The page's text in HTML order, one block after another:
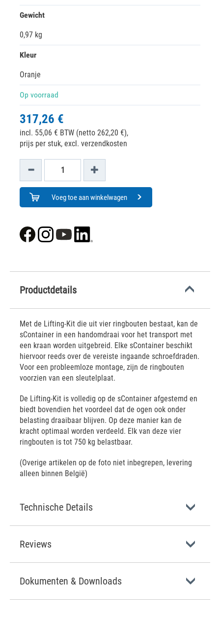
Gewicht
0,97 kg
Kleur
Oranje
Op voorraad
317,26 €
incl. 55,06 € BTW (netto 262,20 €),
prijs per stuk, excl. verzendkosten
Voeg toe aan winkelwagen
Productdetails
Met de Lifting-Kit die uit vier ringbouten bestaat, kan de
sContainer in een handomdraai voor het transport met
een kraan worden uitgebreid. Elke sContainer beschikt
hiervoor reeds over de vereiste ingaande schroefdraden.
Voor een probleemloze montage, zijn de ringbouten
voorzien van een sleutelplaat.
De Lifting-Kit is volledig op de sContainer afgestemd en
biedt bovendien het voordeel dat de ogen ook onder
belasting draaibaar blijven. Op deze manier kan de
kracht optimaal worden verdeeld. Elk van deze vier
ringbouten is tot 750 kg belastbaar.
(Overige artikelen op de foto niet inbegrepen, levering
alleen binnen België)
Technische Details
Reviews
Dokumenten & Downloads